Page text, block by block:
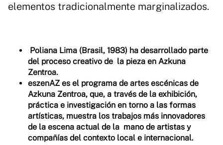
elementos tradicionalmente marginalizados.
Poliana Lima (Brasil, 1983) ha desarrollado parte
del proceso creativo de la pieza en Azkuna
Zentroa.
eszenAZ es el programa de artes escénicas de
Azkuna Zentroa, que, a través de la exhibición,
práctica e investigación en torno a las formas
artísticas, muestra los trabajos más innovadores
de la escena actual de la mano de artistas y
compañías del contexto local e internacional.